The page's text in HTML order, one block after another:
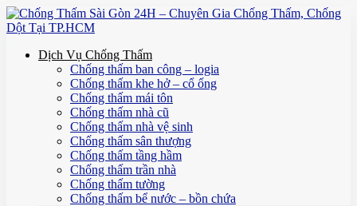
Dịch Vụ Chống Thấm
Chống thấm ban công – logia
Chống thấm khe hở – cổ ống
Chống thấm mái tôn
Chống thấm nhà cũ
Chống thấm nhà vệ sinh
Chống thấm sân thượng
Chống thấm tầng hầm
Chống thấm trần nhà
Chống thấm tường
Chống thấm bể nước – bồn chứa